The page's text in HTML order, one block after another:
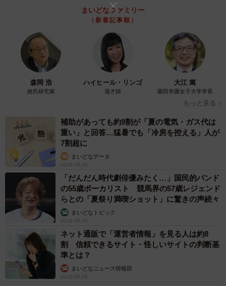
した。メロンソーダなど食べ物を多く連想される人が多い
中で、カマキリのようだとコメントする方もいて「おっ」
と思いました。シャコは英語でmantis
shrimp（※「mantis」は「カマキリ」の意味）と呼ばれて
います。また、これは保護色なのかという疑問や、葉緑体
を取り込んでいそうなど「きれい」で終わらず、シャコ自
体に関してより深く興味を持ってくれる方がたくさんいて
日本の海にはいろんな生物がいます。
こちらは笑っちゃうくらいエメラルドグリーンなシャコ。
pic.twitter.com/n6Bo3rPe16
— でんか (@K_theHermit)May 16, 2023
今後はどんな海の生物を撮影したい？
海の生物のどのようなところに魅力を感じますか、とた
ずねると「意外な一面があるところです。例えば、ヤドカ
リでしたら、意外とカラフルだったり、よく見ると不思議
な形をしていたり、世界中にたくさんの種がいたりしま
す」というでんかさん。
まいどなファミリー
（新着記事順）
森岡 浩
姓氏研究家
ハイヒール・リンゴ
漫才師
大江 篤
園田学園女子大学学長
もっと見る
補助があっても約9割が「夏の電気・ガス代は
重い」と回答…猛暑でも「冷房を控える」人が
7割超に
まいどなデータ
2026.08.08
「だんだん時代劇俳優みたく…」国民的バンド
の55歳ボーカリスト 競馬界の57歳レジェンド
らとの「夏祭り満喫ショット」に驚きの声続々
まいどなトピック
2026.08.08
ネット通販で「運営者情報」を見る人は約8
割 信頼できるサイト・怪しいサイトの判断基
準とは？
まいどなニュース情報部
2026.08.08